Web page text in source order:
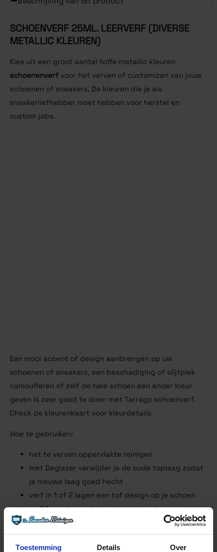
Toestemming Details Over
SCHOENVERF 25ML. LEERVERF (DIVERSE
METALLIC KLEUREN)
Kies uit een groot aantal toffe metallic kleuren
schoenenverf voor het verven of customizen van jouw
schoenen of sneakers. De kleuren die je als
sneakerliefhebber moet hebben voor herstel en
custom jobs.
Een mooi accent of design aanbrengen op uw
schoenen of sneakers, een beschadiging of slijtplek
camoufleren of zelf de hele schoen een ander kleur
geven is zeer goed te doen met Tarrago schoenverf.
Check de kleurenkaart voor kleurdetails.
Hoe te gebruiken:
het te verven oppervlakte reinigen
met Deglazer verwijder je de oude toplaag zodat
je nieuwe laag goed hecht
verf in 1 of 2 lagen een tof design op je schoen
na 24 uur drogen behandel je de schoen met
matte of glans finisher.